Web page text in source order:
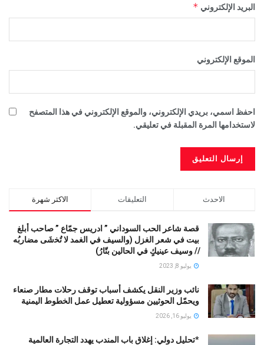
البريد الإلكتروني *
الموقع الإلكتروني
احفظ اسمي، بريدي الإلكتروني، والموقع الإلكتروني في هذا المتصفح
لاستخدامها المرة المقبلة في تعليقي.
الاكثر شهرة التعليقات الاحدث
قصة شاعر الحب السوداني ” ادريس جمّاع ” صاحب أبلغ
بيت في شعر الغزل (وﺍﻟﺴﻴﻒ ﻓﻲ الغمد ﻻ ﺗُﺨشَى مضاربُه
// ﻭﺳﻴﻒ ﻋﻴﻨﻴﻚٍ ﻓﻲ ﺍﻟﺤﺎﻟﻴﻦ ﺑﺘّﺎﺭُ)
يوليو 8, 2023
نائب وزير النقل يكشف أسباب توقف رحلات مطار صنعاء
ويحمّل الحوثيين مسؤولية تعطيل عمل الخطوط اليمنية
يوليو 16, 2026
*تحليل دولي: إغلاق باب المندب يهدد التجارة العالمية